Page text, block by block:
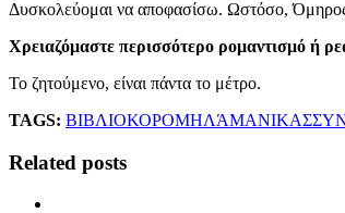
Δυσκολεύομαι να αποφασίσω. Ωστόσο,
Χρειαζόμαστε περισσότερο ρομαντισμό ή
Το ζητούμενο, είναι πάντα το μέτρο.
TAGS: ΒΙΒΛΙΟΚΟΡΟΜΗΛΆΜΑΝΙΚΑΣ
Related posts